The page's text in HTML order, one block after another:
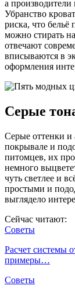
а
Убранство
риска, что бельё
можно стирать
отвечают
вписываются в
оформления
Серые
Серые оттенки
покрывале и
питомцев, их
немного
чуть светлее и
простыми и
выглядело
Сейчас читают:
Советы
Расчет системы
примеры…
Советы